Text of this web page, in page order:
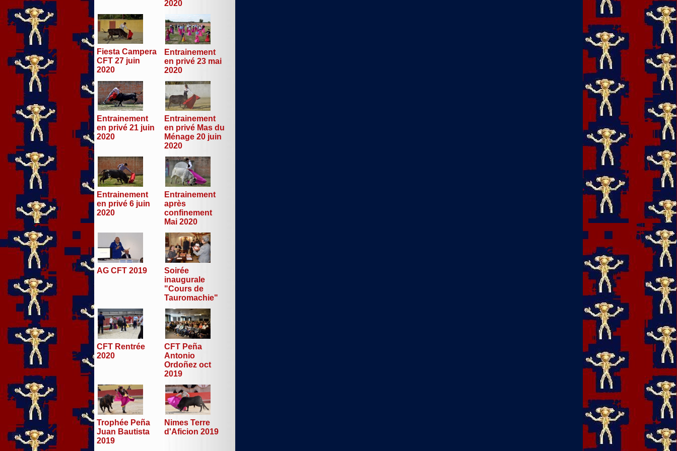
2020
Fiesta Campera
CFT 27 juin
2020
Entrainement
en privé 23 mai
2020
Entrainement
en privé 21 juin
2020
Entrainement
en privé Mas du
Ménage 20 juin
2020
Entrainement
en privé 6 juin
2020
Entrainement
après
confinement
Mai 2020
AG CFT 2019
Soirée
inaugurale
"Cours de
Tauromachie"
CFT Rentrée
2020
CFT Peña
Antonio
Ordoñez oct
2019
Trophée Peña
Juan Bautista
2019
Nimes Terre
d'Aficion 2019